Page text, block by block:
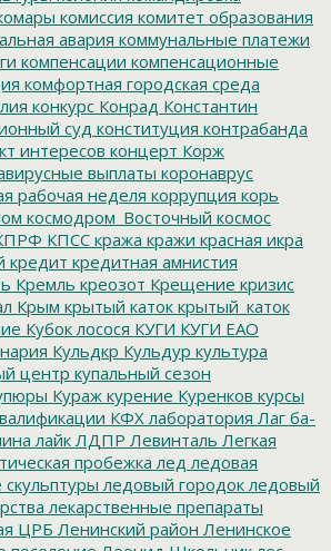
комиссия комитет образования
авария коммунальные платежи
компенсации компенсационные
комфортная городская среда
конкурс Конрад Константин
суд конституция контрабанда
интересов концерт Корж
выплаты коронаврус
рабочая неделя коррупция корь
космодром_Восточный космос
КПСС кража кражи красная икра
кредит кредитная амнистия
Кремль креозот Крещение кризис
Крым крытый каток крытый_каток
Кубок лосося КУГИ КУГИ ЕАО
Кульдкр Кульдур культура
центр купальный сезон
Кураж курение Куренков курсы
КФХ лаборатория Лаг ба-
лайк ЛДПР Левинталь Легкая
пробежка лед ледовая
ледовый городок ледовый
лекарственные препараты
ЦРБ Ленинский район Ленинское